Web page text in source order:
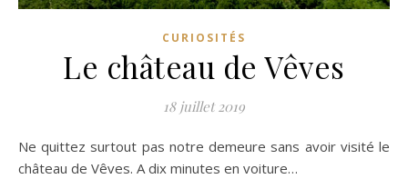
CURIOSITÉS
Le château de Vêves
18 juillet 2019
Ne quittez surtout pas notre demeure sans avoir visité le
château de Vêves. A dix minutes en voiture…